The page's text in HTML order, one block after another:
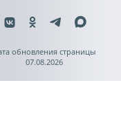
обновления страницы
07.08.2026